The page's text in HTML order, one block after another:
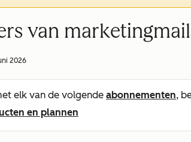
van
2026
elk van de volgende abonnementen,
en plannen